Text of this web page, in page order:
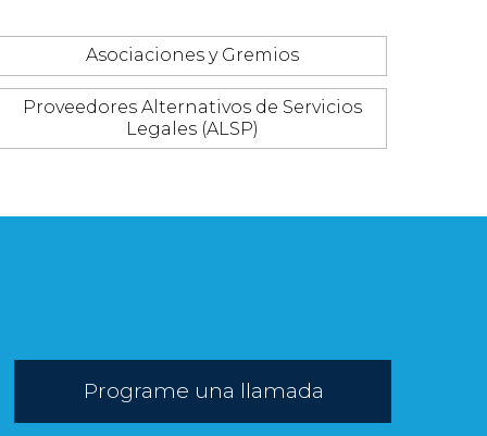
Asociaciones y Gremios
Proveedores Alternativos de Servicios
Legales (ALSP)
Programe una llamada